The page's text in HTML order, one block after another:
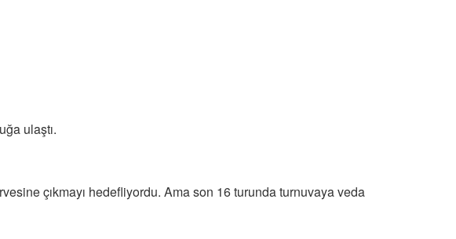
ulaştı.
çıkmayı hedefliyordu. Ama son 16 turunda turnuvaya veda